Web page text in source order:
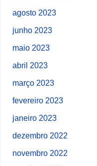
agosto 2023
junho 2023
maio 2023
abril 2023
março 2023
fevereiro 2023
janeiro 2023
dezembro 2022
novembro 2022